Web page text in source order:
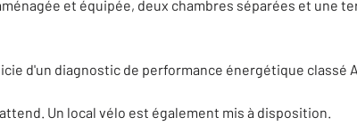
et équipée, deux chambres séparées et une
d'un diagnostic de performance énergétique classé
Un local vélo est également mis à disposition.